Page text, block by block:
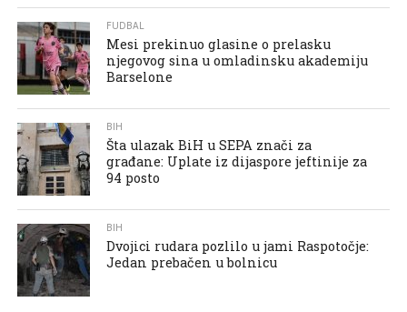
FUDBAL
Mesi prekinuo glasine o prelasku
njegovog sina u omladinsku akademiju
Barselone
BIH
Šta ulazak BiH u SEPA znači za
građane: Uplate iz dijaspore jeftinije za
94 posto
BIH
Dvojici rudara pozlilo u jami Raspotočje:
Jedan prebačen u bolnicu